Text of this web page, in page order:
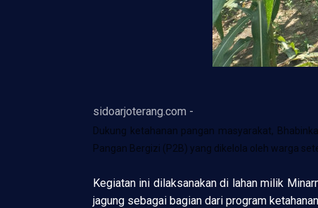
sidoarjoterang.com -
Dukung ketahanan pangan masyarakat,
Pangan Bergizi (P2B) yang dikelola oleh warga
Kegiatan ini dilaksanakan di lahan milik
jagung sebagai bagian dari program